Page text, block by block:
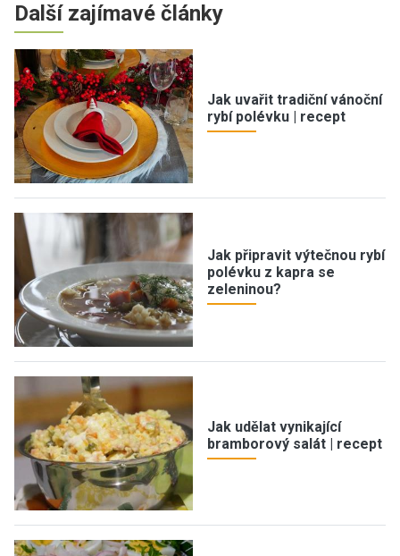
Další zajímavé články
Jak uvařit tradiční vánoční
rybí polévku | recept
Jak připravit výtečnou rybí
polévku z kapra se
zeleninou?
Jak udělat vynikající
bramborový salát | recept